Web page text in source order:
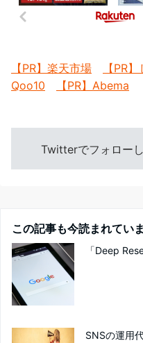
【PR】楽天市場 【PR
Qoo10
【PR】Abema
Twitterでフォロー
この記事も今読まれてい
「Deep
SNSの運用